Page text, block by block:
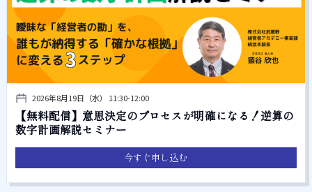
2026年8月19日（水） 11:30-12:00
【無料配信】意思決定のプロセスが明確になる！逆算の
数字計画解説セミナー
今すぐ申し込む